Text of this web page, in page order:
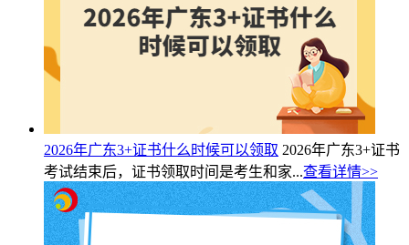
2026年广东3+证书什么时候可以领取 2026年广东3+证书
考试结束后，证书领取时间是考生和家...查看详情>>